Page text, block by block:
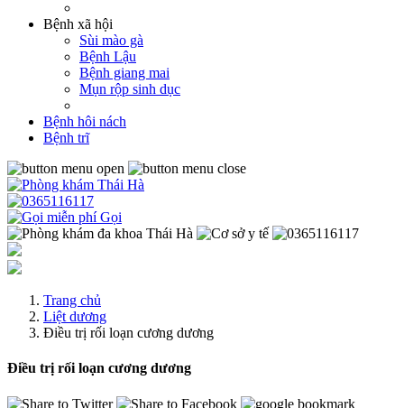
Bệnh xã hội
Sùi mào gà
Bệnh Lậu
Bệnh giang mai
Mụn rộp sinh dục
Bệnh hôi nách
Bệnh trĩ
Gọi
Trang chủ
Liệt dương
Điều trị rối loạn cương dương
Điều trị rối loạn cương dương